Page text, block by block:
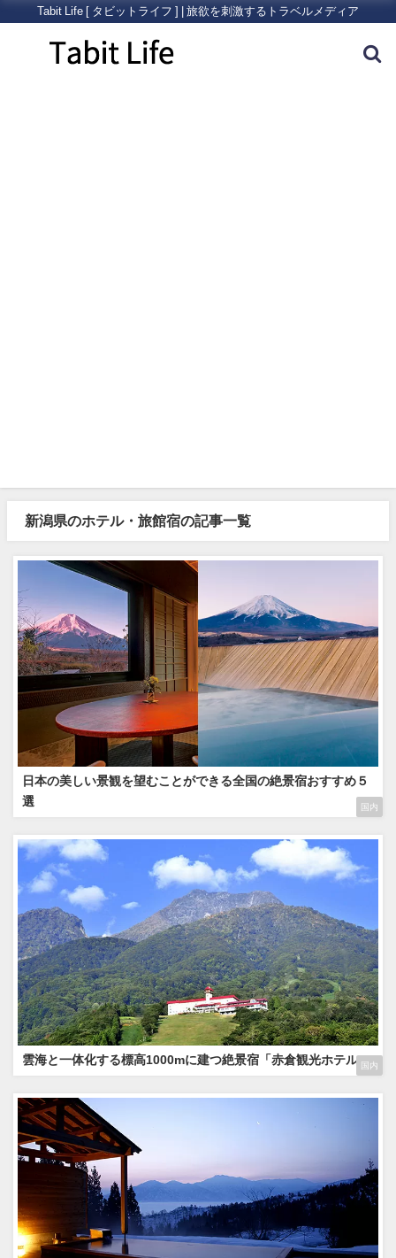
Tabit Life [ タビットライフ ] | 旅欲を刺激するトラベルメディア
新潟県のホテル・旅館宿の記事一覧
国内
日本の美しい景観を望むことができる全国の絶景宿おすすめ５
選
国内
雲海と一体化する標高1000mに建つ絶景宿「赤倉観光ホテル」